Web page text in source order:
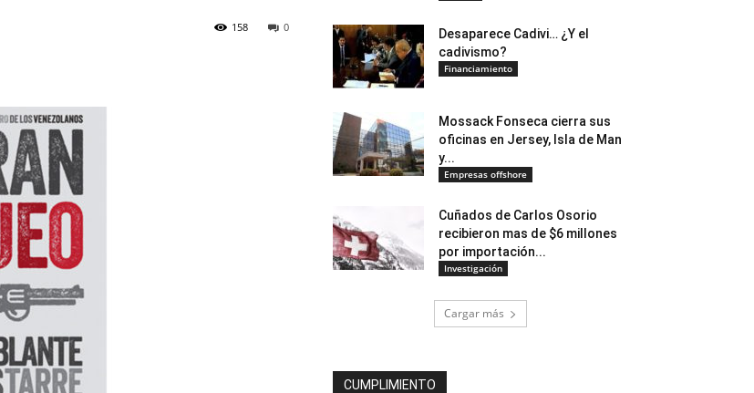
0
158
Desaparece Cadivi… ¿Y el
cadivismo?
Financiamiento
Mossack Fonseca cierra sus
oficinas en Jersey, Isla de Man
y...
Empresas offshore
Cuñados de Carlos Osorio
recibieron mas de $6 millones
por importación...
Investigación
Cargar más
CUMPLIMIENTO